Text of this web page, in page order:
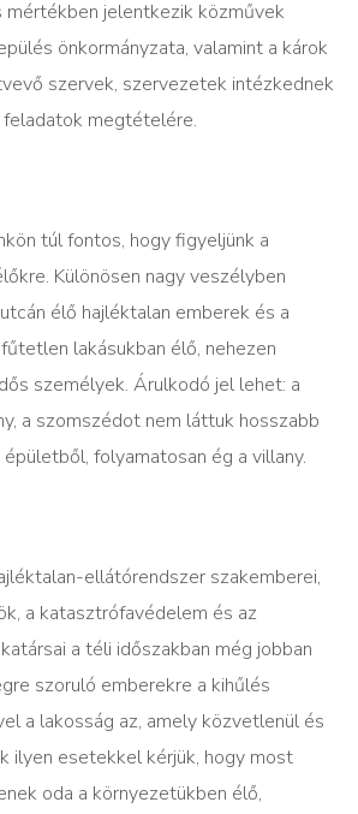
jelentkezik közművek
önkormányzata, valamint a károk
szervek, szervezetek intézkednek
megtételére.
túl fontos, hogy figyeljünk a
Különösen nagy veszélyben
élő hajléktalan emberek és a
lakásukban élő, nehezen
személyek. Árulkodó jel lehet: a
a szomszédot nem láttuk hosszabb
folyamatosan ég a villany.
ellátórendszer szakemberei,
a katasztrófavédelem és az
a téli időszakban még jobban
szoruló emberekre a kihűlés
a lakosság az, amely közvetlenül és
ilyen esetekkel kérjük, hogy most
oda a környezetükben élő,